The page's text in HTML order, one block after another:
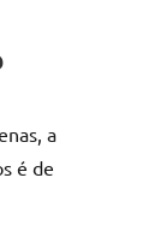
a
é de